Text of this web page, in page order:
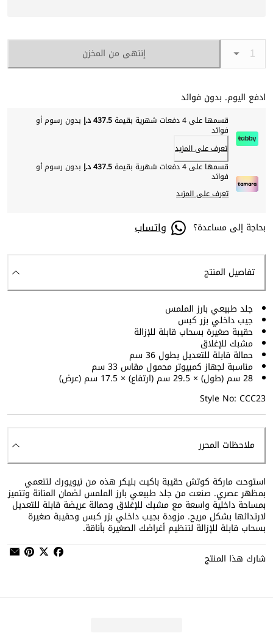
إنتهى من المخزن
ادفع اليوم. بدون فوائد
قسمها على 4 دفعات شهرية بقيمة 437.5 د.إ بدون رسوم أو
فوائد
تعرف على المزيد
قسمها على 4 دفعات شهرية بقيمة
437.5 د.إ بدون رسوم أو
فوائد
تعرف على المزيد
بحاجة إلى مساعدة؟ واتساب
تفاصيل المنتج
جلد طبيعي بارز الملمس
جيب داخلي بزر كبس
حقيبة صغيرة بسحاب قابلة للإزالة
مشبك للإغلاق
حمالة قابلة للتعديل بطول 36 سم
مناسبة لجهاز كمبيوتر محمول مقاس 33 سم
28 سم (طول) × 29.5 سم (ارتفاع) × 17.5 سم (عرض)
Style No: CCC23
ملاحظات المحرر
استوحت ماركة كوتش حقيبة باكيت بليكر هذه من نيويورك لتنعمي
بمظهر عصري. صنعت من جلد طبيعي بارز الملمس لضمان المتانة وتتميز
بمساحة داخلية واسعة مع مشبك للإغلاق وحمالة عريضة قابلة للتعديل
لارتدائها بشكل مريح. مزودة بجيب داخلي بزر كبس وحقيبة صغيرة
بسحاب قابلة للإزالة لتنظيم أغراضك الصغيرة بأناقة.
شارك هذا المنتج